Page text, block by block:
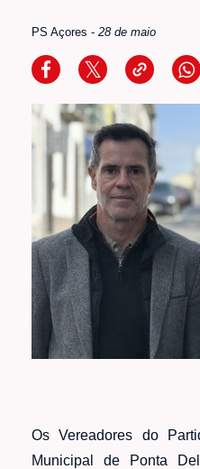
PS Açores - 28 de maio
Os Vereadores do
Municipal de Ponta